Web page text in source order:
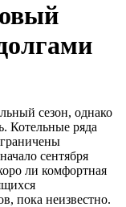
сезон, однако
Котельные ряда
сентября
ли комфортная
пока неизвестно.